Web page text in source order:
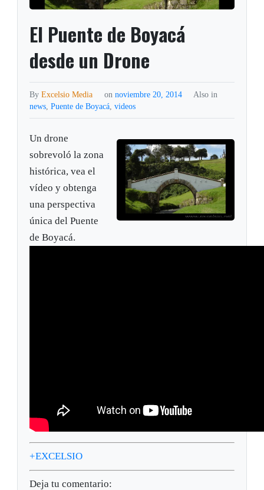
El Puente de Boyacá
desde un Drone
ByExcelsio Media on noviembre 20, 2014
Also in
news,Puente de Boyacá,videos
Un drone
sobrevoló la zona
histórica, vea el
vídeo y obtenga
una perspectiva
única del Puente
de Boyacá.
+EXCELSIO
Deja tu comentario: